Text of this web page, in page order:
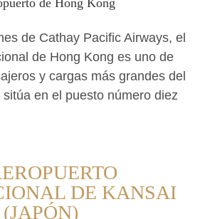
de Cathay Pacific Airways, el
de Hong Kong es uno de
y cargas más grandes del
en el puesto número diez
DE KANSAI
(JAPÓN)